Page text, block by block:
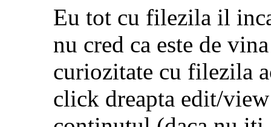
Eu tot cu filezila il
nu cred ca este de
curiozitate cu filezila
click dreapta edit/